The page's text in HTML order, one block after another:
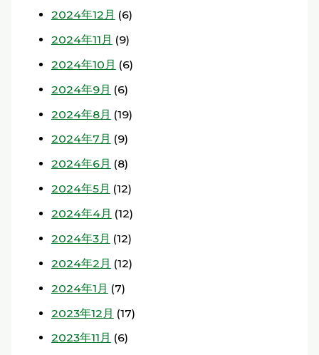
2024年12月 (6)
2024年11月 (9)
2024年10月 (6)
2024年9月 (6)
2024年8月 (19)
2024年7月 (9)
2024年6月 (8)
2024年5月 (12)
2024年4月 (12)
2024年3月 (12)
2024年2月 (12)
2024年1月 (7)
2023年12月 (17)
2023年11月 (6)